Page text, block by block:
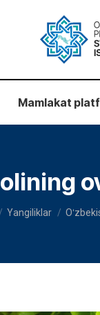
Mamlakat
Yangiliklar